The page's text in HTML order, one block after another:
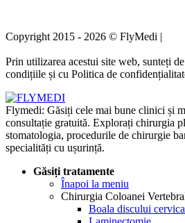
Copyright 2015 - 2026 © FlyMedi |
Prin utilizarea acestui site web, sunteți
condițiile și cu Politica de
Flymedi: Găsiți cele mai bune clinici și
consultație gratuită. Explorați chirurgia
stomatologia, procedurile de chirurgie
specialități cu ușurință.
Găsiți tratamente
Înapoi la meniu
Chirurgia Coloanei
Boala discului